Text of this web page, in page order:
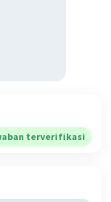
terverifikasi